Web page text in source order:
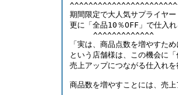
期間限定で大人気サプライヤ
更に「全品10％OFF」で仕入れ
     ^^^^^^^^^^^^^
「実は、商品点数を増やすた
という店舗様は、この機会に
売上アップにつながる仕入れ
商品数を増やすことには、売